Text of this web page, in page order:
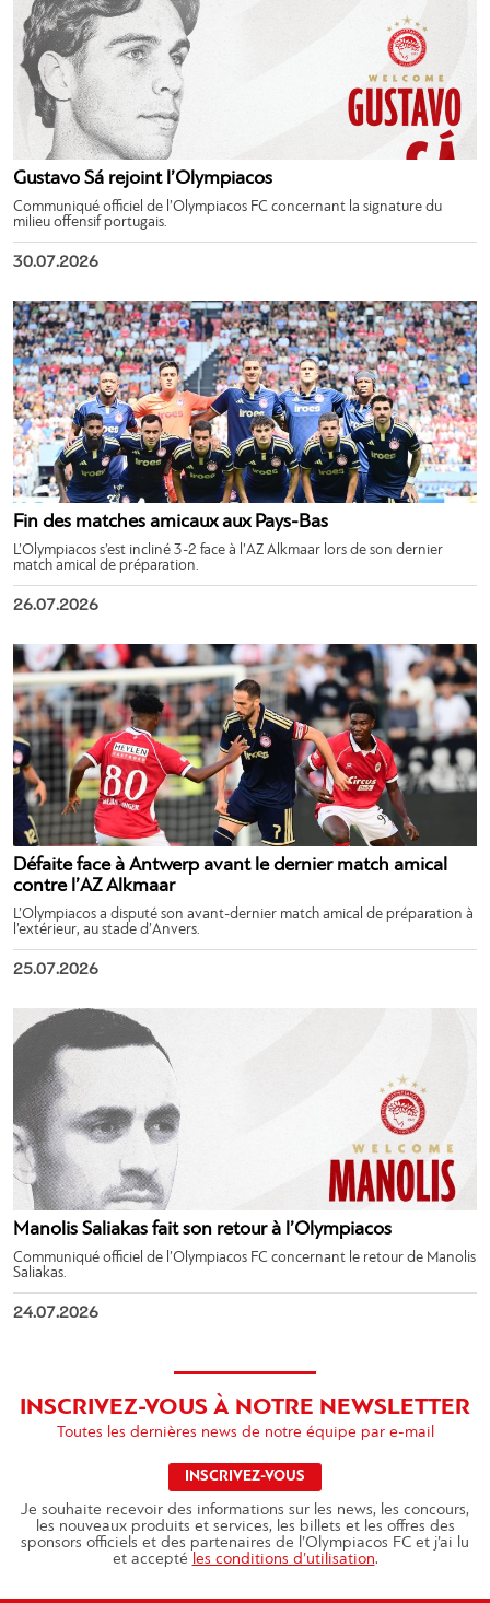
Gustavo Sá rejoint l’Olympiacos
Communiqué officiel de l’Olympiacos FC concernant la signature du
milieu offensif portugais.
30.07.2026
Fin des matches amicaux aux Pays-Bas
L’Olympiacos s’est incliné 3-2 face à l’AZ Alkmaar lors de son dernier
match amical de préparation.
26.07.2026
Défaite face à Antwerp avant le dernier match amical
contre l’AZ Alkmaar
L’Olympiacos a disputé son avant-dernier match amical de préparation à
l’extérieur, au stade d’Anvers.
25.07.2026
Manolis Saliakas fait son retour à l’Olympiacos
Communiqué officiel de l’Olympiacos FC concernant le retour de Manolis
Saliakas.
24.07.2026
INSCRIVEZ-VOUS À NOTRE NEWSLETTER
Toutes les dernières news de notre équipe par e-mail
INSCRIVEZ-VOUS
Je souhaite recevoir des informations sur les news, les concours,
les nouveaux produits et services, les billets et les offres des
sponsors officiels et des partenaires de l’Olympiacos FC et j’ai lu
et accepté les conditions d’utilisation.